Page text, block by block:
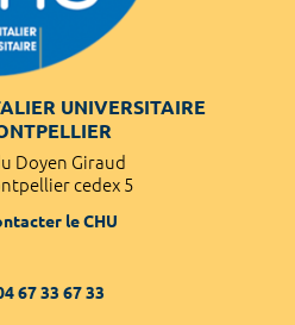
UNIVERSITAIRE
Doyen Giraud
cedex 5
le CHU
67 33 67 33